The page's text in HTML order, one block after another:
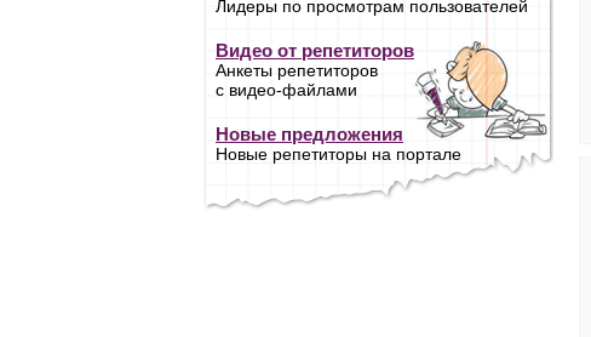
Лидеры по просмотрам пользователей
Видео от репетиторов
Анкеты репетиторов
с видео-файлами
Новые предложения
Новые репетиторы на портале